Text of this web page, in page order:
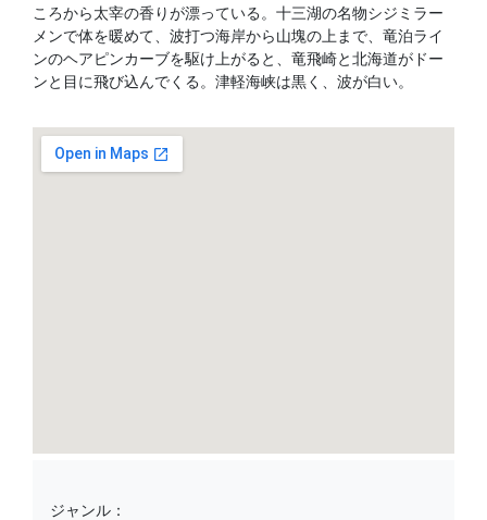
ころから太宰の香りが漂っている。十三湖の名物シジミラー
メンで体を暖めて、波打つ海岸から山塊の上まで、竜泊ライ
ンのヘアピンカーブを駆け上がると、竜飛崎と北海道がドー
ンと目に飛び込んでくる。津軽海峡は黒く、波が白い。
ジャンル：